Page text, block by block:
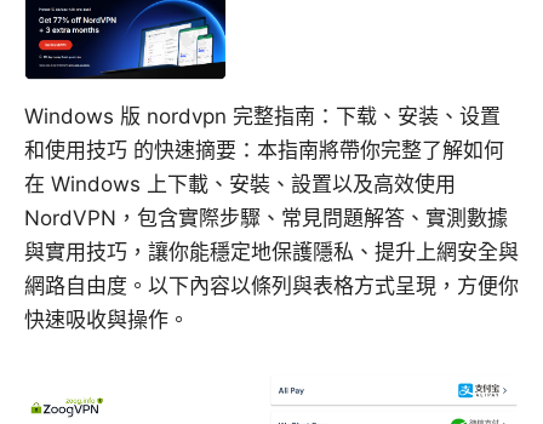
Windows 版 nordvpn 完整指南：下载、安装、设置
和使用技巧 的快速摘要：本指南將帶你完整了解如何
在 Windows 上下載、安裝、設置以及高效使用
NordVPN，包含實際步驟、常見問題解答、實測數據
與實用技巧，讓你能穩定地保護隱私、提升上網安全與
網路自由度。以下內容以條列與表格方式呈現，方便你
快速吸收與操作。